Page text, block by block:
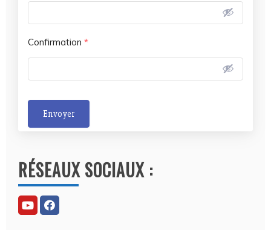
Confirmation *
Envoyer
t
e
r
n
RÉSEAUX SOCIAUX :